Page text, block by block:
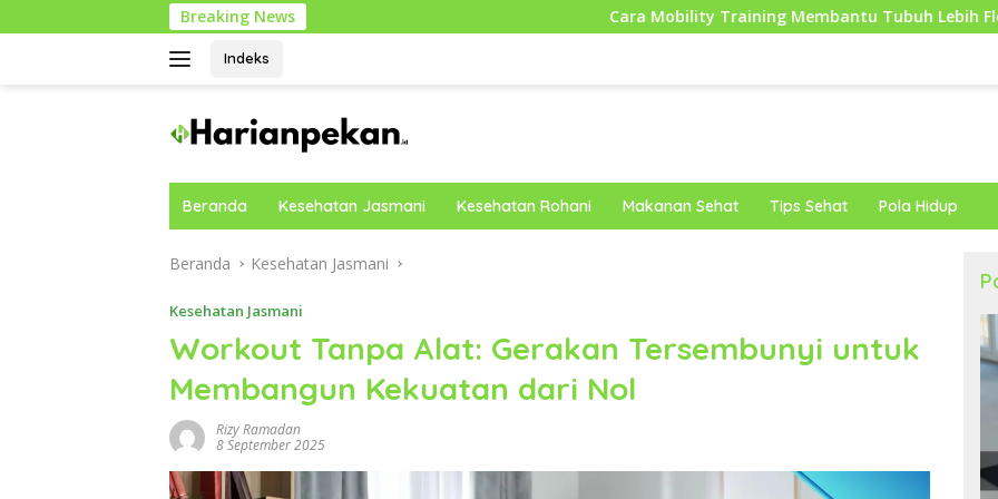
ke
Breaking News Cara Mobility Training Membantu Tubuh Lebih Fleksibel dan Siap
Indeks
Beranda Kesehatan Jasmani Kesehatan Rohani Makanan Sehat Tips Sehat Pola Hidup
Beranda Kesehatan Jasmani
Kesehatan Jasmani
Workout Tanpa Alat: Gerakan Tersembunyi untuk
Membangun Kekuatan dari Nol
Rizy Ramadan
8 September 2025